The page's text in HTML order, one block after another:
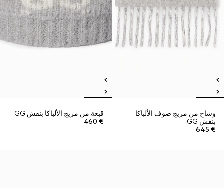
وشاح من مزيج صوف الألباكا
بنقش GG
€ 645
قبعة من مزيج الألباكا بنقش GG
€ 460